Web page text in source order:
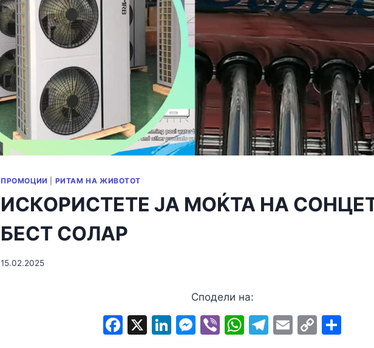
ПРОМОЦИИ РИТАМ НА ЖИВОТОТ
ИСКОРИСТЕТЕ ЈА МОЌТА НА
БЕСТ СОЛАР
15.02.2025
Сподели на:
F X Li M Vi W T E C